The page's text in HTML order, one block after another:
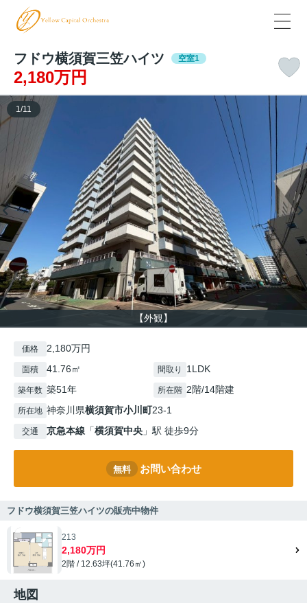
フドウ横須賀三笠ハイツ 空室1
2,180万円
【外観】
1 /11
価格 2,180万円
面積 41.76㎡ 間取り 1LDK
築年数 築51年 所在階 2階/14階建
所在地 神奈川県横須賀市小川町23-1
交通 京急本線 「横須賀中央 」駅 徒歩9分
無料 お問い合わせ
フドウ横須賀三笠ハイツの販売中物件
213
2,180万円
2階 / 12.63坪(41.76㎡)
地図